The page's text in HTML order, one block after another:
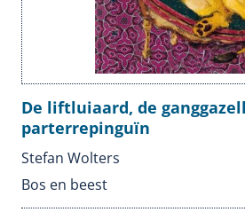
De liftluiaard, de
parterrepinguïn
Stefan Wolters
Bos en beest